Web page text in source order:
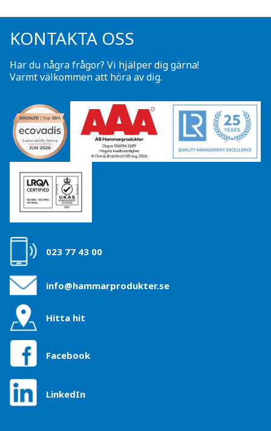
KONTAKTA OSS
Har du några frågor? Vi hjälper dig gärna!
Varmt välkommen att höra av dig.
023 77 43 00
info@hammarprodukter.se
Hitta hit
Facebook
LinkedIn